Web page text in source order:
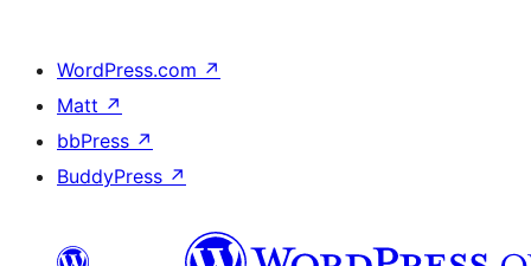
WordPress.com ↗
Matt ↗
bbPress ↗
BuddyPress ↗